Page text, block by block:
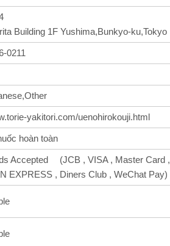
Building 1F Yushima,Bunkyo-ku,Tokyo
0211
yakitori.com/uenohirokouji.html
hoàn toàn
Accepted (JCB , VISA , Master Card ,
EXPRESS , Diners Club , WeChat Pay)